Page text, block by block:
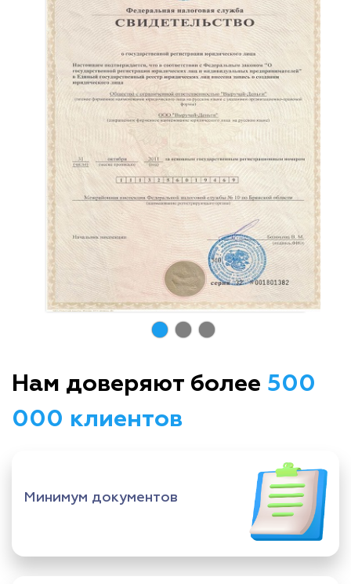
Нам доверяют более 500
000 клиентов
Минимум документов